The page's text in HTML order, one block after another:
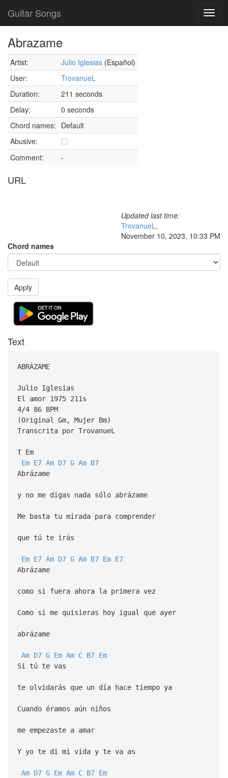
Guitar Songs
Abrazame
Artist: Julio Iglesias (Español)
User:
TrovanueL
Duration:
211 seconds
Delay:
0 seconds
Chord names: Default
Abusive:
Comment:
-
URL
Updated last time:
TrovanueL,
November 10, 2023, 10:33 PM
Chord names
Apply
Text
ABRÁZAME
Julio Iglesias
El amor 1975 211s
4/4 86 BPM
(Original Gm, Mujer Bm)
Transcrita por TrovanueL
T Em
Em E7 Am D7 G Am B7
Abrázame
y no me digas nada sólo abrázame
Me basta tu mirada para comprender
que tú te irás
Em E7 Am D7 G Am B7 Em E7
Abrázame
como si fuera ahora la primera vez
Como si me quisieras hoy igual que ayer
abrázame
Am D7 G Em Am C B7 Em
Si tú te vas
te olvidarás que un día hace tiempo ya
Cuando éramos aún niños
me empezaste a amar
Y yo te di mi vida y te va as
Am D7 G Em Am C B7 Em